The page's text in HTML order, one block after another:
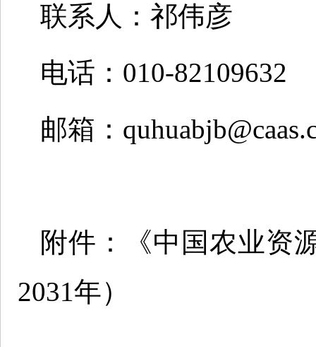
联系人：祁伟彦
电话：010-82109632
邮箱：
附件：《中国农业资
2031年）